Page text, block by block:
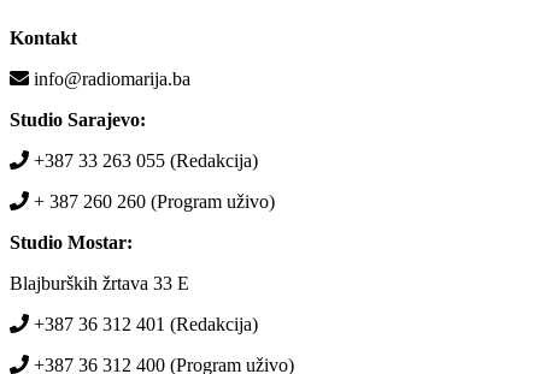
Kontakt
info@radiomarija.ba
Studio Sarajevo:
+387 33 263 055 (Redakcija)
+ 387 260 260 (Program uživo)
Studio Mostar:
Blajburških žrtava 33 E
+387 36 312 401 (Redakcija)
+387 36 312 400 (Program uživo)